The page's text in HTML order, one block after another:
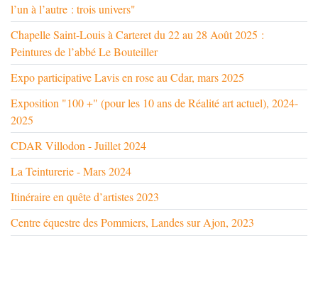
l’un à l’autre : trois univers"
Chapelle Saint-Louis à Carteret du 22 au 28 Août 2025 :
Peintures de l’abbé Le Bouteiller
Expo participative Lavis en rose au Cdar, mars 2025
Exposition "100 +" (pour les 10 ans de Réalité art actuel), 2024-
2025
CDAR Villodon - Juillet 2024
La Teinturerie - Mars 2024
Itinéraire en quête d’artistes 2023
Centre équestre des Pommiers, Landes sur Ajon, 2023